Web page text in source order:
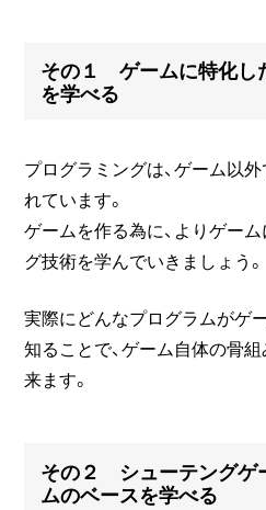
その１ ゲームに特化し
を学べる
プログラミングは、ゲーム以
れています。
ゲームを作る為に、よりゲー
グ技術を学んでいきましょう。
実際にどんなプログラムがゲ
知ることで、ゲーム自体の骨
来ます。
その２ シューテングゲ
ムのベースを学べる